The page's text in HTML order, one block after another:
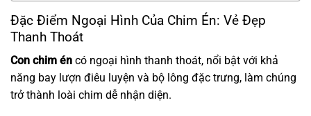
Đặc Điểm Ngoại Hình Của Chim Én: Vẻ Đẹp
Thanh Thoát
Con chim én có ngoại hình thanh thoát, nổi bật với khả
năng bay lượn điêu luyện và bộ lông đặc trưng, làm chúng
trở thành loài chim dễ nhận diện.